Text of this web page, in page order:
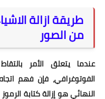
طريقة ازالة
من الصور
عندما يتعلق الأمر
الفوتوغرافي، فإن فهم
النهائي هو إزالة كتابة